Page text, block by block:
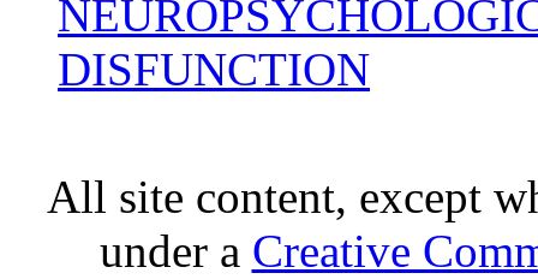
DISFUNCTION
All site content, except
under a Creative